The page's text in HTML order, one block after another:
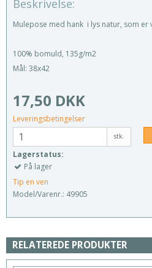
Beskrivelse:
Mulepose med hank i lys natur, som er
100% bomuld, 135g/m2
Mål: 38x42
17,50 DKK
Leveringsbetingelser
stk.
Lagerstatus:
På lager
Tip en ven
Model/Varenr.: 49905
RELATEREDE PRODUKTER